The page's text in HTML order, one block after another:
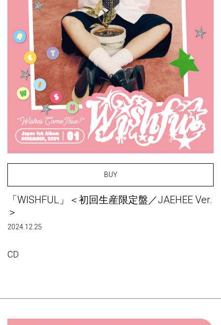
BUY
「WISHFUL」＜初回生産限定盤／JAEHEE Ver.
＞
2024.12.25
CD